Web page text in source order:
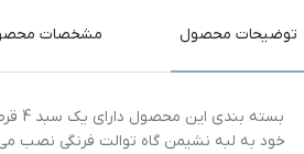
توضیحات محصول مشخصات
خود به لبه نشیمن گاه توالت فرنگی نصب می